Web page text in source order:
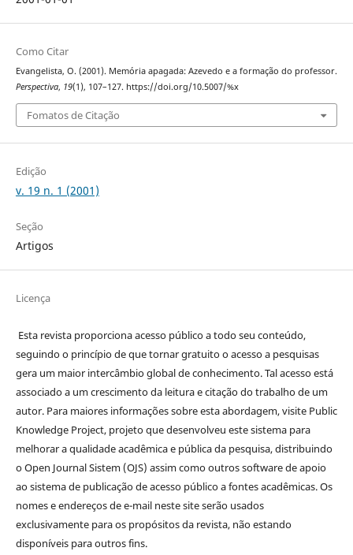
Como Citar
Evangelista, O. (2001). Memória apagada: Azevedo e a formação do professor.
Perspectiva, 19(1), 107–127. https://doi.org/10.5007/%x
Fomatos de Citação
Edição
v. 19 n. 1 (2001)
Seção
Artigos
Licença
Esta revista proporciona acesso público a todo seu conteúdo,
seguindo o princípio de que tornar gratuito o acesso a pesquisas
gera um maior intercâmbio global de conhecimento. Tal acesso está
associado a um crescimento da leitura e citação do trabalho de um
autor. Para maiores informações sobre esta abordagem, visite Public
Knowledge Project, projeto que desenvolveu este sistema para
melhorar a qualidade acadêmica e pública da pesquisa, distribuindo
o Open Journal Sistem (OJS) assim como outros software de apoio
ao sistema de publicação de acesso público a fontes acadêmicas. Os
nomes e endereços de e-mail neste site serão usados
exclusivamente para os propósitos da revista, não estando
disponíveis para outros fins.